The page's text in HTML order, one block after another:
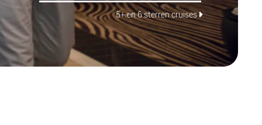
5+ en 6 sterren cruises